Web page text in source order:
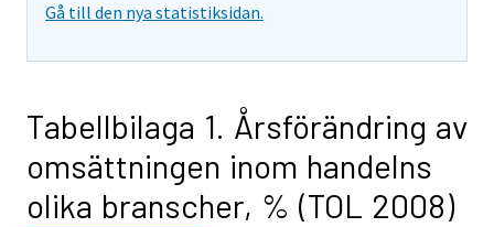
Gå till den nya statistiksidan.
Tabellbilaga 1. Årsförändring av
omsättningen inom handelns
olika branscher, % (TOL 2008)